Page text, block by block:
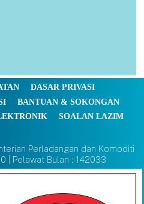
DASAR PRIVASI
BANTUAN & SOKONGAN
SOALAN LAZIM
Perladangan dan Komoditi
| Pelawat Bulan : 142033